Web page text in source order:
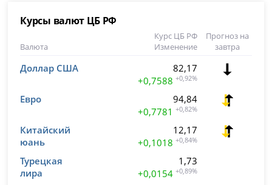
Курсы валют ЦБ РФ
Валюта
Курс ЦБ РФ
Изменение
Прогноз на
завтра
Доллар США
82,17
+0,7588 +0,92%
Евро
94,84
+0,7781 +0,82%
Китайский
юань
12,17
+0,1018 +0,84%
Турецкая
лира
1,73
+0,0154 +0,89%